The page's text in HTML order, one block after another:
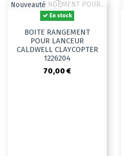
Nouveauté
En stock
BOITE RANGEMENT
POUR LANCEUR
CALDWELL CLAYCOPTER
1226204
70,00 €